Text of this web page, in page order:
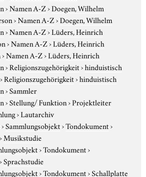
›Namen A-Z›Doegen, Wilhelm
›Namen A-Z›Doegen, Wilhelm
›Namen A-Z›Lüders, Heinrich
›Namen A-Z›Lüders, Heinrich
›Namen A-Z›Lüders, Heinrich
›Religionszugehörigkeit›hinduistisch
›Religionszugehörigkeit›hinduistisch
›Sammler
›Stellung/ Funktion›Projektleiter
›Lautarchiv
›Sammlungsobjekt›Tondokument›
›Musikstudie
›Tondokument›
›Sprachstudie
›Tondokument›Schallplatte